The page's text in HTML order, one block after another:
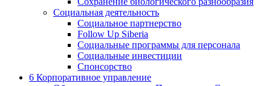
Социальная деятельность
Социальное партнерство
Follow Up Siberia
Социальные программы для персонала
Социальные инвестиции
Спонсорство
6 Корпоративное управление